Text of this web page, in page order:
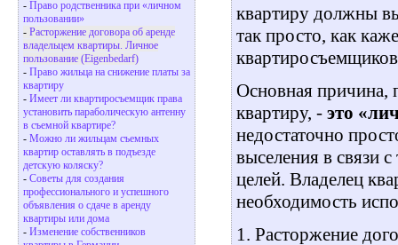
- Право родственника при «личном
пользовании»
- Расторжение договора об аренде
владельцем квартиры. Личное
пользование (Eigenbedarf)
- Право жильца на снижение платы за
квартиру
- Имеет ли квартиросъемщик права
установить параболическую антенну
в съемной квартире?
- Можно ли жильцам съемных
квартир оставлять в подъезде
детскую коляску?
- Советы для создания
профессионального и успешного
объявления о сдаче в аренду
квартиры или дома
- Изменение собственников
квартиру должны
так просто, как
Основная
квартиру, - это
недостаточно
выселения в связи
целей. Владелец
необходимость
1. Расторжение